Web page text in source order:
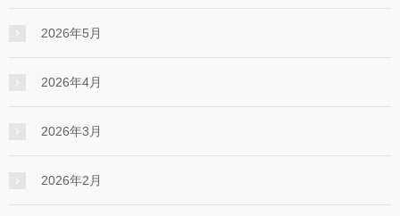
2026年5月
2026年4月
2026年3月
2026年2月